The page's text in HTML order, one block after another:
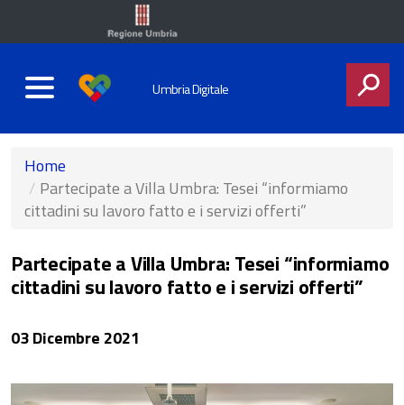
Umbria Digitale
Home
Partecipate a Villa Umbra: Tesei “informiamo
cittadini su lavoro fatto e i servizi offerti”
Partecipate a Villa Umbra: Tesei “informiamo
cittadini su lavoro fatto e i servizi offerti”
03 Dicembre 2021